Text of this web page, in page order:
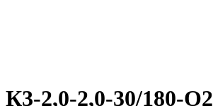
К3-2,0-2,0-30/180-О2